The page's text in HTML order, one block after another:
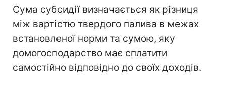
Сума субсидії визначається як різниця
між вартістю твердого палива в межах
встановленої норми та сумою, яку
домогосподарство має сплатити
самостійно відповідно до своїх доходів.